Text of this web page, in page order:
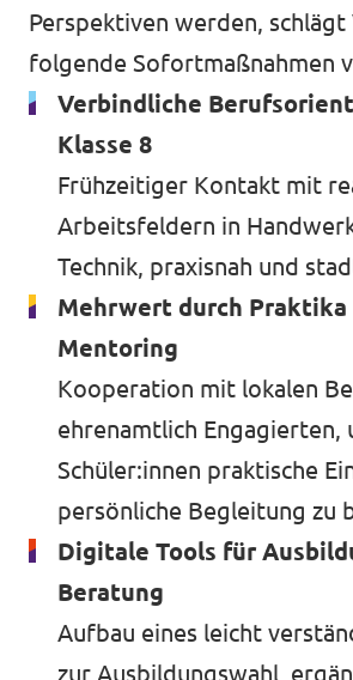
Perspektiven werden, schlägt
folgende Sofortmaßnahmen
Verbindliche
Klasse 8
Frühzeitiger Kontakt mit
Arbeitsfeldern in
Technik, praxisnah und
Mehrwert durch Praktika
Mentoring
Kooperation mit lokalen
ehrenamtlich Engagierten,
Schüler:innen praktische
persönliche Begleitung zu
Digitale Tools für
Beratung
Aufbau eines leicht
zur Ausbildungswahl,